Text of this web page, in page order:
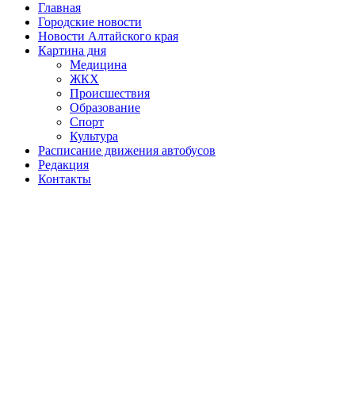
Главная
Городские новости
Новости Алтайского края
Картина дня
Медицина
ЖКХ
Происшествия
Образование
Спорт
Культура
Расписание движения автобусов
Редакция
Контакты